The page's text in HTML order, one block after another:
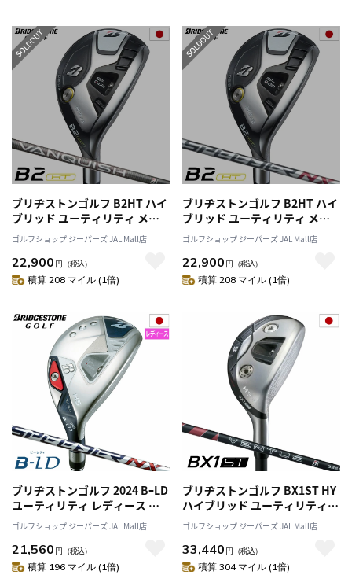
ブリヂストンゴルフ B2HT ハイ
ブリッド ユーティリティ メン
ズ 右用 VANQUISH BS50h カー
ボンシャフト 日本正規品 2023
年モデル
ゴルフショップ ジーパーズ JAL Mall店
22,900 円 （税込）
積算 208 マイル (1倍)
ブリヂストンゴルフ B2HT ハイ
ブリッド ユーティリティ メン
ズ 右用 SPEEDER NX BS40h カ
ーボンシャフト 日本正規品
2023年モデル
ゴルフショップ ジーパーズ JAL Mall店
22,900 円 （税込）
積算 208 マイル (1倍)
ブリヂストンゴルフ 2024 BｰLD
ユーティリティ レディース 右
用 SPEEDER NX BS40LDh シャ
フト 日本正規品
ゴルフショップ ジーパーズ JAL Mall店
21,560 円 （税込）
積算 196 マイル (1倍)
ブリヂストンゴルフ BX1ST HY
ハイブリッド ユーティリティ
メンズ 右用 VENTUS BS6h II カ
ーボンシャフト
BRIDGESTONE GOLF 日本正規
品 2025年モデル
ゴルフショップ ジーパーズ JAL Mall店
33,440 円 （税込）
積算 304 マイル (1倍)